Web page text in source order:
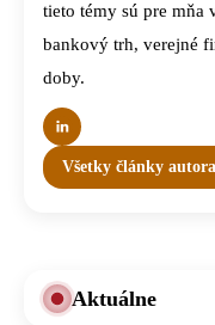
tieto témy sú pre mňa
bankový trh, verejné
doby.
Všetky články autora
Aktuálne